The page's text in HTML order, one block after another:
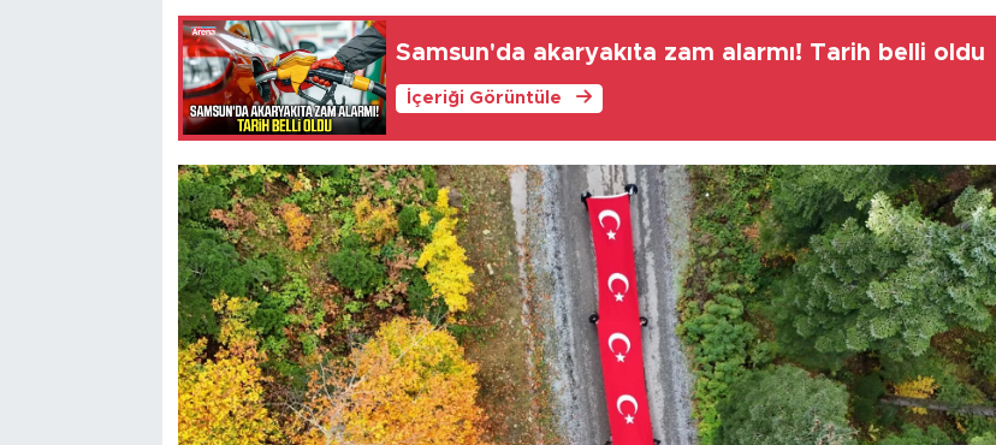
Samsun'da akaryakıta zam alarmı! Tarih belli oldu
İçeriği Görüntüle